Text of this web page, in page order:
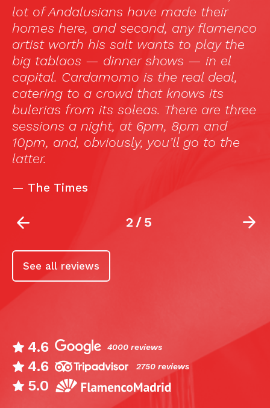
lot of Andalusians have made their
homes here, and second, any flamenco
artist worth his salt wants to play the
big tablaos — dinner shows — in el
capital. Cardamomo is the real deal,
catering to a crowd that knows its
bulerias from its soleas. There are three
sessions a night, at 6pm, 8pm and
10pm, and, obviously, you’ll go to the
latter.
— The Times
2/5
See all reviews
4.6 4000 reviews
4.6 2750 reviews
5.0